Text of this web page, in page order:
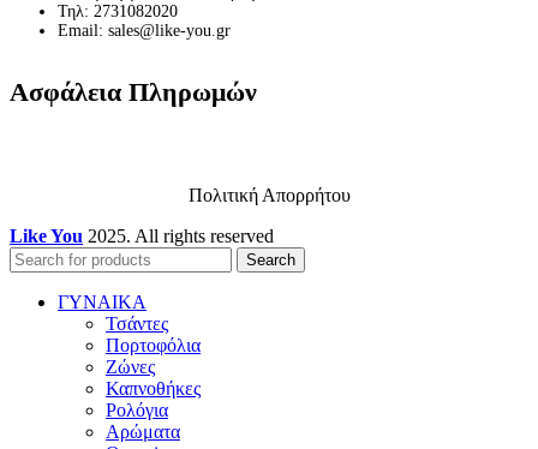
Τηλ: 2731082020
Email: sales@like-you.gr
Ασφάλεια Πληρωμών
Πολιτική Απορρήτου
Like You 2025. All rights reserved
Search
ΓΥΝΑΙΚΑ
Τσάντες
Πορτοφόλια
Ζώνες
Καπνοθήκες
Ρολόγια
Αρώματα